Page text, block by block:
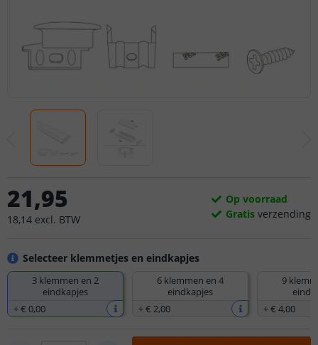
Selecteer klemmetjes en eindkapjes
3 klemmen en 2
eindkapjes
+€ 0,00
6 klemmen en 4
eindkapjes
+€ 2,00
9
+€ 4,00
21,95
18,14 excl. BTW
Op voorraad
Gratis verzending